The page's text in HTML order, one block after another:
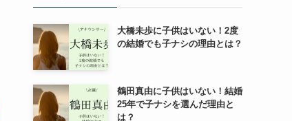
大橋未歩に子供はいない！2度
の結婚でも子ナシの理由とは？
鶴田真由に子供はいない！結婚
25年で子ナシを選んだ理由と
は？